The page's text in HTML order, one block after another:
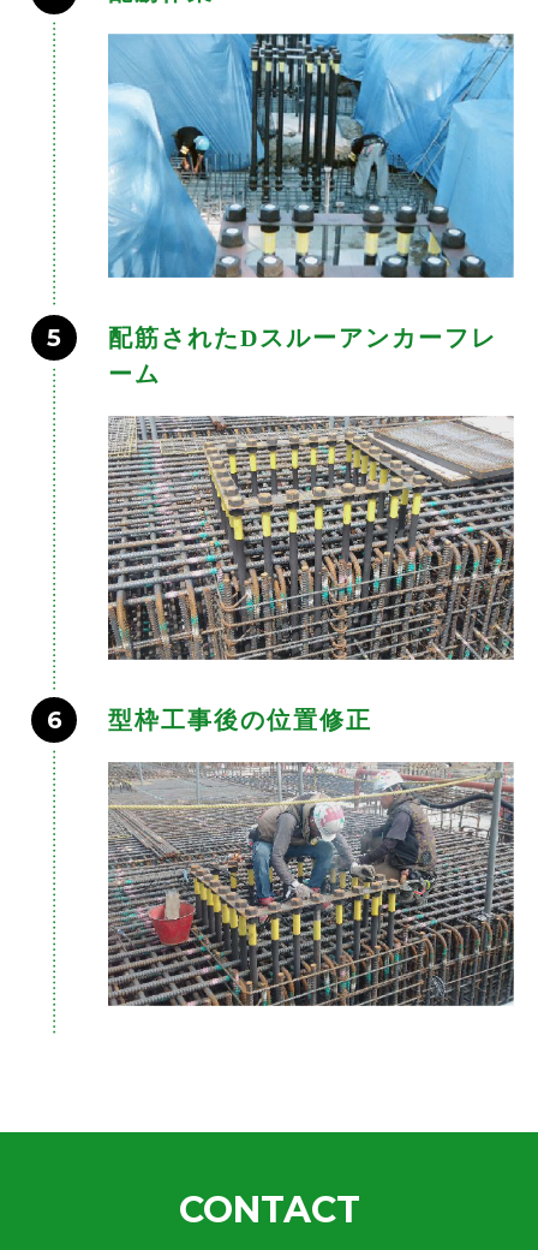
5
配筋されたDスルーアンカーフレ
ーム
6 型枠工事後の位置修正
CONTACT